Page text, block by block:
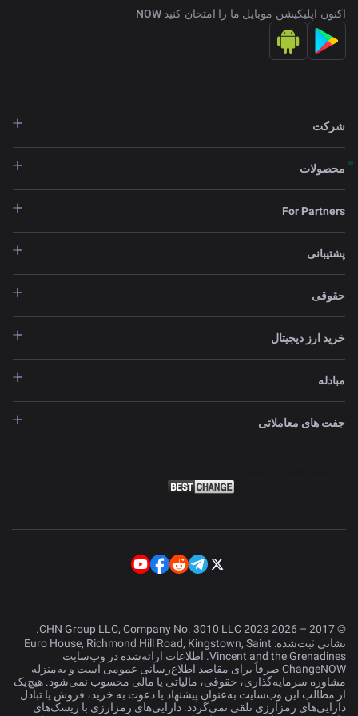
اکنون اپلیکیشن موبایل ما را امتحان کنید NOW
شرکت
محصولات
For Partners
پشتیبانی
حقوقی
خرید ارز دیجیتال
مبادله
جفت های معاملاتی
© 2017 – 2026 CHN Group LLC, Company No. 3010 LLC 2023.
نشانی ثبت‌شده: Euro House, Richmond Hill Road, Kingstown, Saint
Vincent and the Grenadines. اطلاعات ارائه‌شده در وب‌سایت
ChangeNOW صرفاً برای مقاصد اطلاع‌رسانی عمومی است و به‌منزله
مشاوره سرمایه‌گذاری، حقوقی، مالیاتی یا مالی محسوب نمی‌شود. هیچ‌یک
از مطالب این وب‌سایت به‌عنوان پیشنهاد یا دعوت به خرید، فروش یا تبادل
دارایی‌های رمزارزی تلقی نمی‌گردد. دارایی‌های رمزارزی با ریسک‌های